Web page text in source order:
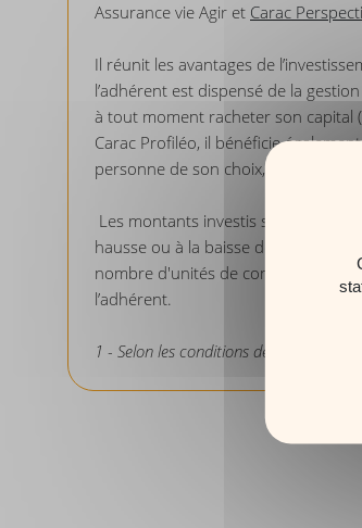
Assurance vie Agir et Carac
Il réunit les avantages de
l’adhérent est dispensé de la
à tout moment racheter son capital
Carac Profiléo, il bénéficie
personne de son choix, fiscalité…).
Les montants investis sur les
hausse ou à la baisse dépendant
nombre d'unités de compte et non
l’adhérent.
1 - Selon les conditions de rachat